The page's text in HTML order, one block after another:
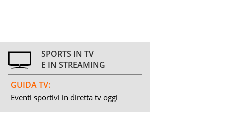
SPORTS IN TV
E IN STREAMING
GUIDA TV:
Eventi sportivi in diretta tv oggi